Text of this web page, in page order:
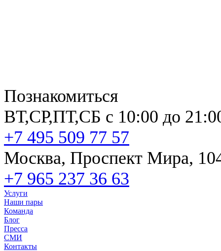
Познакомиться
ВТ,СР,ПТ,СБ с 10:00 до
+7 495 509 77 57
Москва, Проспект Мира,
+7 965 237 36 63
Услуги
Наши пары
Команда
Блог
Пресса
СМИ
Контакты